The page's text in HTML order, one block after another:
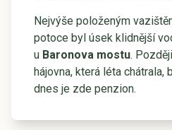
Nejvýše položeným
potoce byl úsek klidnější
u Baronova mostu.
hájovna, která léta chátrala,
dnes je zde penzion.